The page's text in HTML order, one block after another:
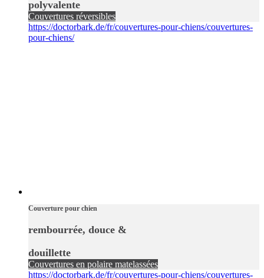
polyvalente
Couvertures réversibles
https://doctorbark.de/fr/couvertures-pour-chiens/couvertures-
pour-chiens/
Couverture pour chien
rembourrée, douce &
douillette
Couvertures en polaire matelassées
https://doctorbark.de/fr/couvertures-pour-chiens/couvertures-